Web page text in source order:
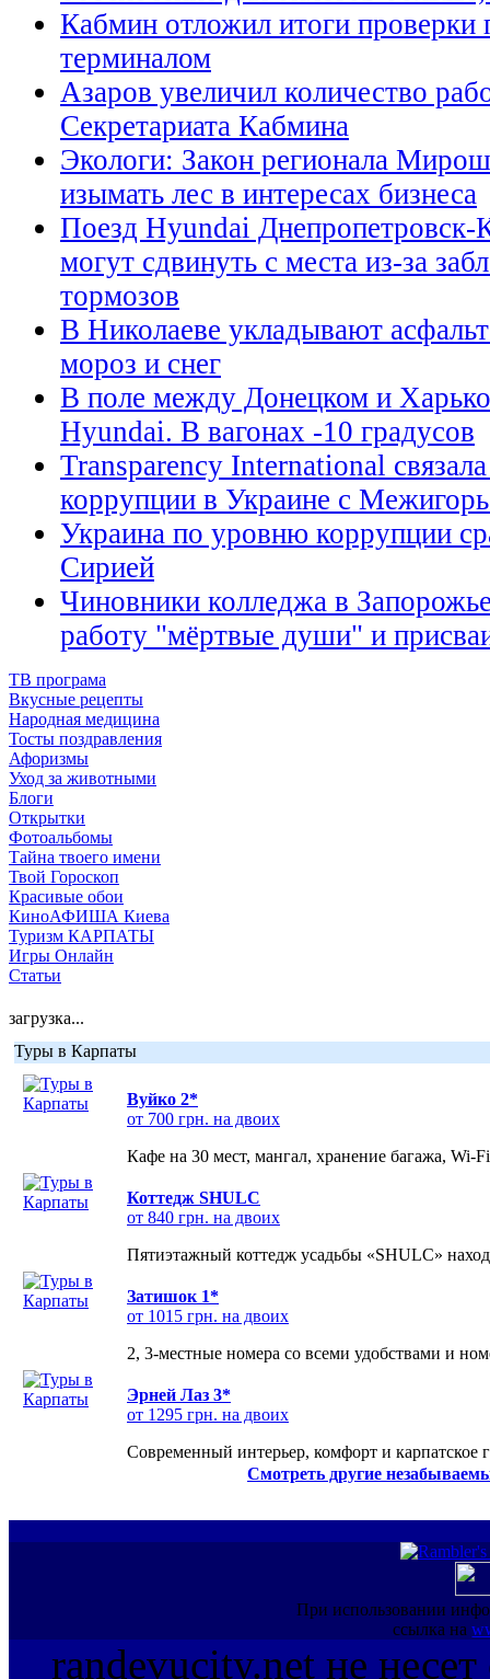
Кабмин отложил итоги проверки
терминалом
Азаров увеличил количество
Секретариата Кабмина
Экологи: Закон регионала
изымать лес в интересах бизнеса
Поезд Hyundai Днепропетровск-
могут сдвинуть с места из-за
тормозов
В Николаеве укладывают
мороз и снег
В поле между Донецком и
Hyundai. В вагонах -10 градусов
Transparency International
коррупции в Украине с
Украина по уровню коррупции
Сирией
Чиновники колледжа в
работу "мёртвые души" и
ТВ програма
Вкусные рецепты
Народная медицина
Тосты поздравления
Афоризмы
Уход за животными
Блоги
Открытки
Фотоальбомы
Тайна твоего имени
Твой Гороскоп
Красивые обои
КиноАФИША Киева
Туризм КАРПАТЫ
Игры Онлайн
Статьи
загрузка...
Туры в Карпаты
Вуйко 2*
от 700 грн. на двоих
Кафе на 30 мест, мангал, хранение багажа, Wi-
Коттедж SHULC
от 840 грн. на двоих
Пятиэтажный коттедж усадьбы «SHULC»
Затишок 1*
от 1015 грн. на двоих
2, 3-местные номера со всеми удобствами и
Эрней Лаз 3*
от 1295 грн. на двоих
Современный интерьер, комфорт и карпатское
Смотреть другие
При использовании
ссылка на
randevucity.net не несет